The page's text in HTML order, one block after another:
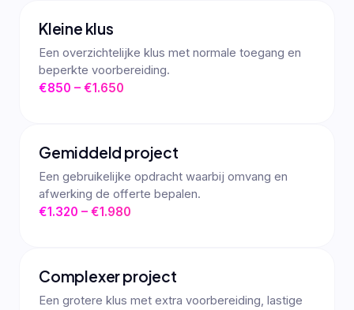
Kleine klus
Een overzichtelijke klus met normale toegang en
beperkte voorbereiding.
€850 – €1.650
Gemiddeld project
Een gebruikelijke opdracht waarbij omvang en
afwerking de offerte bepalen.
€1.320 – €1.980
Complexer project
Een grotere klus met extra voorbereiding, lastige